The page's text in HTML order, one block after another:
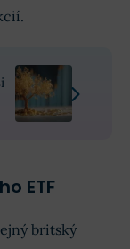
ETF
britský